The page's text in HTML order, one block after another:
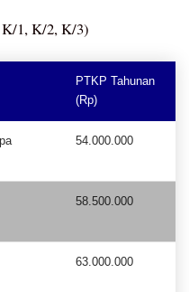
K/1, K/2, K/3)
PTKP Tahunan
(Rp)
54.000.000
58.500.000
63.000.000